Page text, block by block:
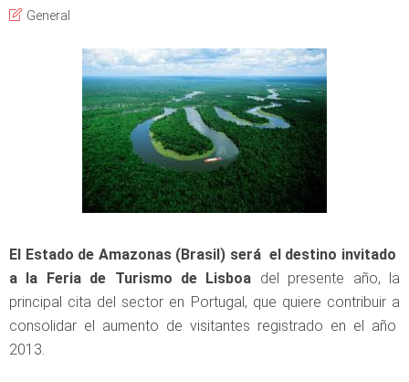
General
El Estado de Amazonas (Brasil) será el destino invitado
a la Feria de Turismo de Lisboa del presente año, la
principal cita del sector en Portugal, que quiere contribuir a
consolidar el aumento de visitantes registrado en el año
2013.